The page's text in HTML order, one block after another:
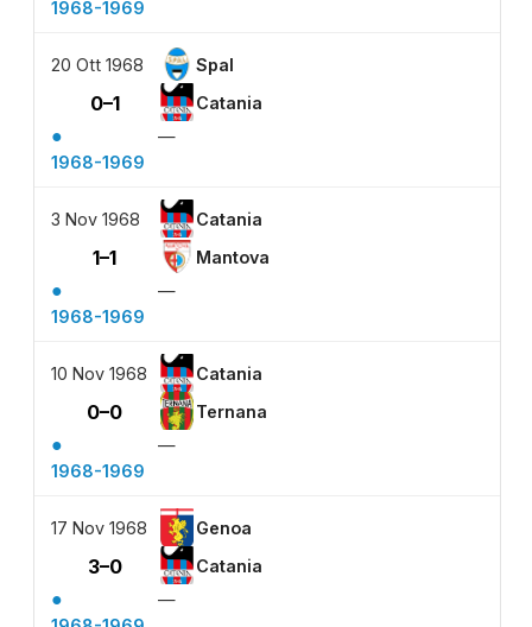
1968-1969
20 Ott 1968 Spal
0–1 Catania
●
—
1968-1969
3 Nov 1968 Catania
1–1 Mantova
●
—
1968-1969
10 Nov 1968 Catania
0–0 Ternana
●
—
1968-1969
17 Nov 1968 Genoa
3–0 Catania
●
—